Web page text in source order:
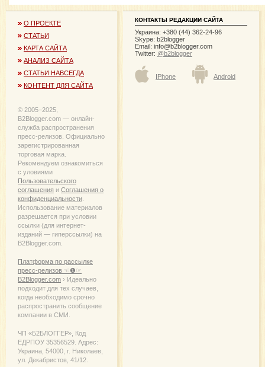
О ПРОЕКТЕ
СТАТЬИ
КАРТА САЙТА
АНАЛИЗ САЙТА
СТАТЬИ НАВСЕГДА
КОНТЕНТ ДЛЯ САЙТА
© 2005−2025,
B2Blogger.com — онлайн-
служба распространения
пресс-релизов. Официально
зарегистрированная
торговая марка.
Рекомендуем ознакомиться
с уловиями
Пользовательского
соглашения и Соглашения о
конфиденциальности
Использование материалов
разрешается при условии
ссылки (для интернет-
изданий — гиперссылки) на
B2Blogger.com.
Платформа по рассылке
пресс-релизов ☜❶☞
B2Blogger.com › Идеально
подходит для тех случаев,
когда необходимо срочно
распространить сообщение
компании в СМИ.
ЧП «Б2БЛОГГЕР», Код
ЕДРПОУ 35356529. Адрес:
Украина, 54000, г. Николаев,
ул. Декабристов, 41/12.
КОНТАКТЫ РЕДАКЦИИ САЙТА
Украина: +380 (44) 362-24-96
Skype: b2blogger
Email: info@b2blogger.com
Twitter: @b2blogger
IPhone Android